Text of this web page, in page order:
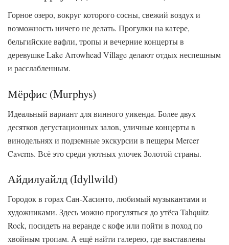
Горное озеро, вокруг которого сосны, свежий воздух и
возможность ничего не делать. Прогулки на катере,
бельгийские вафли, тропы и вечерние концерты в
деревушке Lake Arrowhead Village делают отдых неспешным
и расслабленным.
Мёрфис (Murphys)
Идеальный вариант для винного уикенда. Более двух
десятков дегустационных залов, уличные концерты в
винодельнях и подземные экскурсии в пещеры Mercer
Caverns. Всё это среди уютных улочек Золотой страны.
Айдилуайлд (Idyllwild)
Городок в горах Сан-Хасинто, любимый музыкантами и
художниками. Здесь можно прогуляться до утёса Tahquitz
Rock, посидеть на веранде с кофе или пойти в поход по
хвойным тропам. А ещё найти галерею, где выставлены